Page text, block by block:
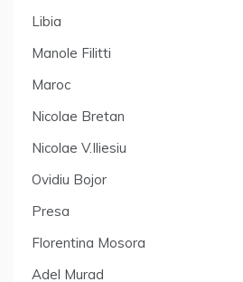
Libia
Manole Filitti
Maroc
Nicolae Bretan
Nicolae V.Iliesiu
Ovidiu Bojor
Presa
Florentina Mosora
Adel Murad